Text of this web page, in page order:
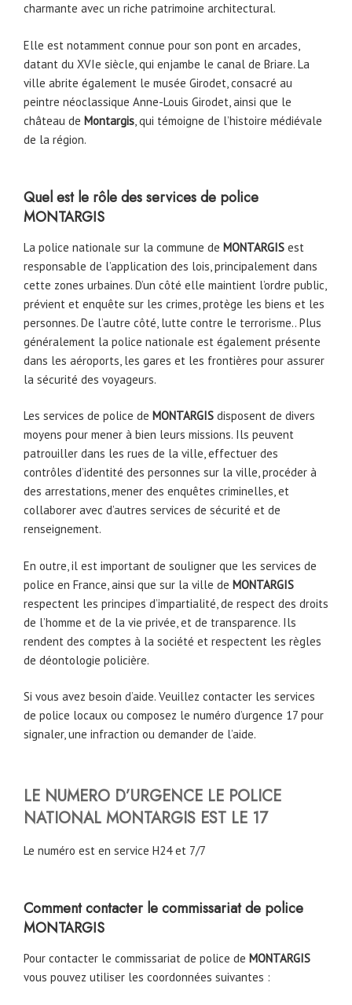
charmante avec un riche patrimoine architectural.
Elle est notamment connue pour son pont en arcades,
datant du XVIe siècle, qui enjambe le canal de Briare. La
ville abrite également le musée Girodet, consacré au
peintre néoclassique Anne-Louis Girodet, ainsi que le
château de Montargis , qui témoigne de l’histoire médiévale
de la région.
Quel est le rôle des services de police
MONTARGIS
La police nationale sur la commune de MONTARGIS est
responsable de l’application des lois, principalement dans
cette zones urbaines. D’un côté elle maintient l’ordre public,
prévient et enquête sur les crimes, protège les biens et les
personnes. De l’autre côté, lutte contre le terrorisme.. Plus
généralement la police nationale est également présente
dans les aéroports, les gares et les frontières pour assurer
la sécurité des voyageurs.
Les services de police de MONTARGIS disposent de divers
moyens pour mener à bien leurs missions. Ils peuvent
patrouiller dans les rues de la ville, effectuer des
contrôles d’identité des personnes sur la ville, procéder à
des arrestations, mener des enquêtes criminelles, et
collaborer avec d’autres services de sécurité et de
renseignement.
En outre, il est important de souligner que les services de
police en France, ainsi que sur la ville de MONTARGIS
respectent les principes d’impartialité, de respect des droits
de l’homme et de la vie privée, et de transparence. Ils
rendent des comptes à la société et respectent les règles
de déontologie policière.
Si vous avez besoin d’aide. Veuillez contacter les services
de police locaux ou composez le numéro d’urgence 17 pour
signaler, une infraction ou demander de l’aide.
LE NUMERO D’URGENCE LE POLICE
NATIONAL MONTARGIS EST LE 17
Le numéro est en service H24 et 7/7
Comment contacter le commissariat de police
MONTARGIS
Pour contacter le commissariat de police de MONTARGIS
vous pouvez utiliser les coordonnées suivantes :